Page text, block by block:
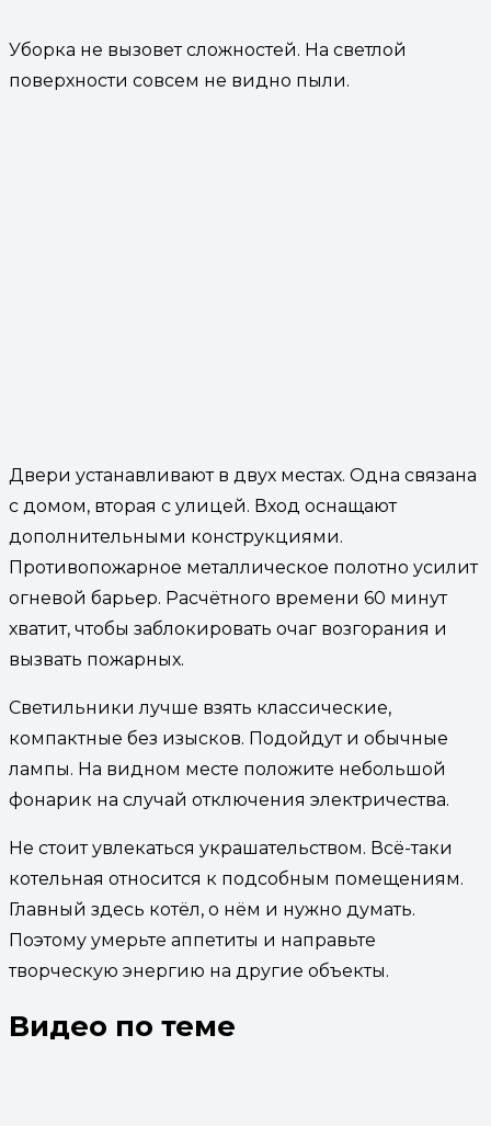
Уборка не вызовет сложностей. На светлой
поверхности совсем не видно пыли.
Двери устанавливают в двух местах. Одна связана
с домом, вторая с улицей. Вход оснащают
дополнительными конструкциями.
Противопожарное металлическое полотно усилит
огневой барьер. Расчётного времени 60 минут
хватит, чтобы заблокировать очаг возгорания и
вызвать пожарных.
Светильники лучше взять классические,
компактные без изысков. Подойдут и обычные
лампы. На видном месте положите небольшой
фонарик на случай отключения электричества.
Не стоит увлекаться украшательством. Всё-таки
котельная относится к подсобным помещениям.
Главный здесь котёл, о нём и нужно думать.
Поэтому умерьте аппетиты и направьте
творческую энергию на другие объекты.
Видео по теме